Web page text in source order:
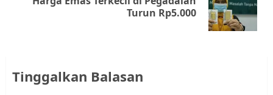
Turun Rp5.000
Tinggalkan Balasan